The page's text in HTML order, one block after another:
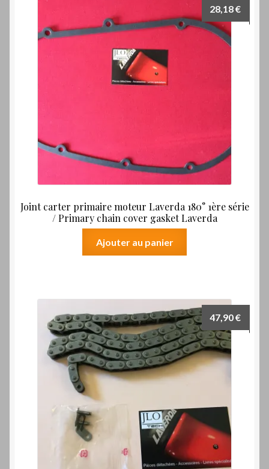
Joint carter primaire moteur Laverda 180° 1ère série
/ Primary chain cover gasket Laverda
28,18€
Ajouter au panier
47,90€